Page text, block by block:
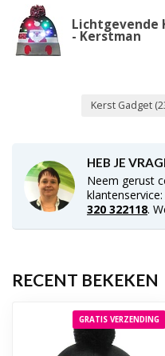
Lichtgevende
- Kerstman
Kerst Gadget
HEB JE
Neem gerust
klantenservice:
320 322118.
RECENT BEKEKEN
GRATIS VERZENDING